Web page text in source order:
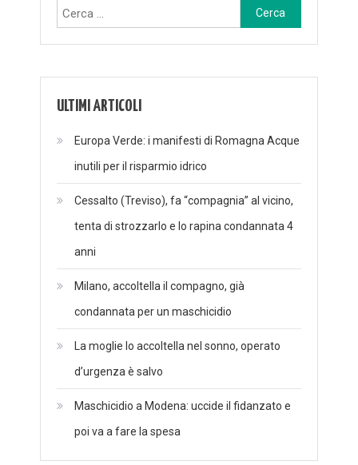
Ricerca
per:
ULTIMI ARTICOLI
Europa Verde: i manifesti di Romagna Acque
inutili per il risparmio idrico
Cessalto (Treviso), fa “compagnia” al vicino,
tenta di strozzarlo e lo rapina condannata 4
anni
Milano, accoltella il compagno, già
condannata per un maschicidio
La moglie lo accoltella nel sonno, operato
d’urgenza è salvo
Maschicidio a Modena: uccide il fidanzato e
poi va a fare la spesa